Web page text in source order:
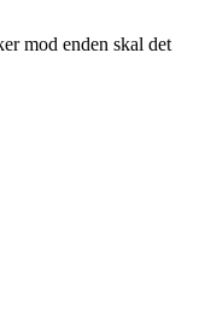
mod enden skal det